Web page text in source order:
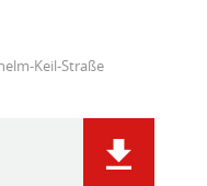
Keil-Straße